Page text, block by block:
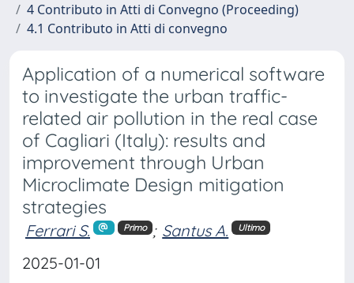
4 Contributo in Atti di Convegno (Proceeding)
4.1 Contributo in Atti di convegno
Application of a numerical software
to investigate the urban traffic-
related air pollution in the real case
of Cagliari (Italy): results and
improvement through Urban
Microclimate Design mitigation
strategies
Ferrari S. Primo ; Santus A. Ultimo
2025-01-01